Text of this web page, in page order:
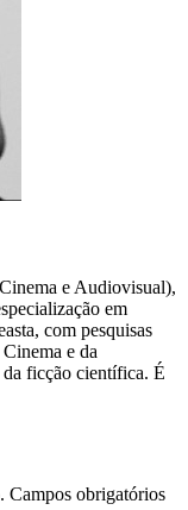
e Audiovisual),
em
com pesquisas
e da
ficção científica. É
Campos obrigatórios